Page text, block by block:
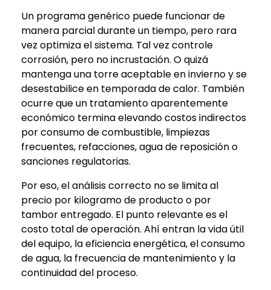
Un programa genérico puede funcionar de
manera parcial durante un tiempo, pero rara
vez optimiza el sistema. Tal vez controle
corrosión, pero no incrustación. O quizá
mantenga una torre aceptable en invierno y se
desestabilice en temporada de calor. También
ocurre que un tratamiento aparentemente
económico termina elevando costos indirectos
por consumo de combustible, limpiezas
frecuentes, refacciones, agua de reposición o
sanciones regulatorias.
Por eso, el análisis correcto no se limita al
precio por kilogramo de producto o por
tambor entregado. El punto relevante es el
costo total de operación. Ahí entran la vida útil
del equipo, la eficiencia energética, el consumo
de agua, la frecuencia de mantenimiento y la
continuidad del proceso.